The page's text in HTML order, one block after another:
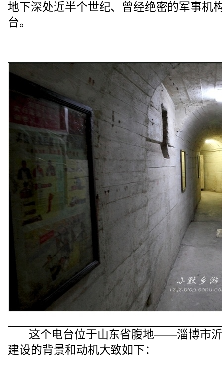
地下深处近半个世纪、曾经绝密的军事
台。
这个电台位于山东省腹地——淄博市沂
建设的背景和动机大致如下：